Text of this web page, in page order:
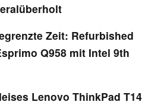
Zeit: Refurbished
Q958 mit Intel 9th
Lenovo ThinkPad T14